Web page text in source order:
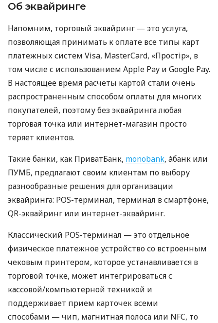
Об эквайринге
Напомним, торговый эквайринг — это услуга,
позволяющая принимать к оплате все типы карт
платежных систем Visa, MasterCard, «Простір», в
том числе с использованием Apple Pay и Google Pay.
В настоящее время расчеты картой стали очень
распространенным способом оплаты для многих
покупателей, поэтому без эквайринга любая
торговая точка или интернет-магазин просто
теряет клиентов.
Такие банки, как ПриватБанк, monobank, àбанк или
ПУМБ, предлагают своим клиентам по выбору
разнообразные решения для организации
эквайринга: POS-терминал, терминал в смартфоне,
QR-эквайринг или интернет-эквайринг.
Классический POS-терминал — это отдельное
физическое платежное устройство со встроенным
чековым принтером, которое устанавливается в
торговой точке, может интегрироваться с
кассовой/компьютерной техникой и
поддерживает прием карточек всеми
способами — чип, магнитная полоса или NFC, то